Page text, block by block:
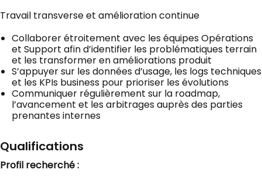
Travail transverse et amélioration continue
Collaborer étroitement avec les équipes Opérations
et Support afin d’identifier les problématiques terrain
et les transformer en améliorations produit
S’appuyer sur les données d’usage, les logs techniques
et les KPIs business pour prioriser les évolutions
Communiquer régulièrement sur la roadmap,
l’avancement et les arbitrages auprès des parties
prenantes internes
Qualifications
Profil recherché :